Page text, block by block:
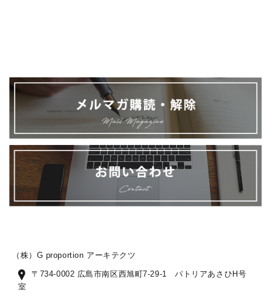
（株）G proportion アーキテクツ
〒734-0002 広島市南区西旭町7-29-1 パトリアあさひH号
室